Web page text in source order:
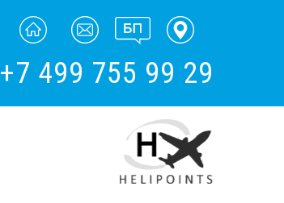
+7 499 755 99 29